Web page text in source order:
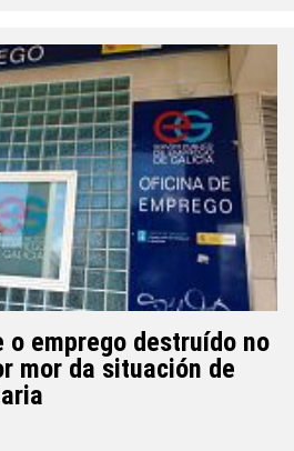
o emprego destruído no
mor da situación de